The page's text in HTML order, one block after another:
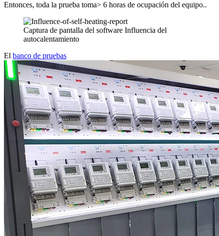
Entonces, toda la prueba toma> 6 horas de ocupación del equipo..
Captura de pantalla del software Influencia del
autocalentamiento
El banco de pruebas